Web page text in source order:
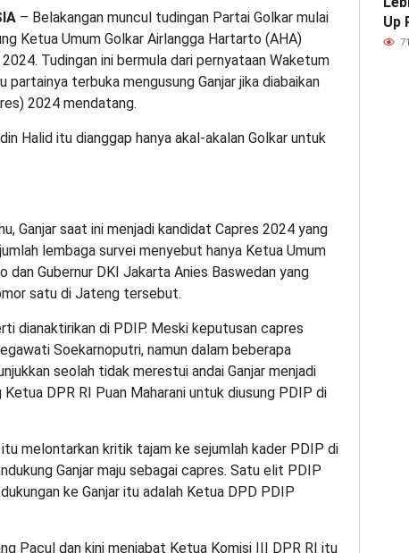
– Belakangan muncul tudingan Partai Golkar mulai
Ketua Umum Golkar Airlangga Hartarto (AHA)
Tudingan ini bermula dari pernyataan Waketum
partainya terbuka mengusung Ganjar jika diabaikan
2024 mendatang.
Halid itu dianggap hanya akal-akalan Golkar untuk
Ganjar saat ini menjadi kandidat Capres 2024 yang
lembaga survei menyebut hanya Ketua Umum
dan Gubernur DKI Jakarta Anies Baswedan yang
satu di Jateng tersebut.
dianaktirikan di PDIP. Meski keputusan capres
Soekarnoputri, namun dalam beberapa
seolah tidak merestui andai Ganjar menjadi
DPR RI Puan Maharani untuk diusung PDIP di
melontarkan kritik tajam ke sejumlah kader PDIP di
Ganjar maju sebagai capres. Satu elit PDIP
ke Ganjar itu adalah Ketua DPD PDIP
Pacul dan kini menjabat Ketua Komisi III DPR RI itu
Up
71